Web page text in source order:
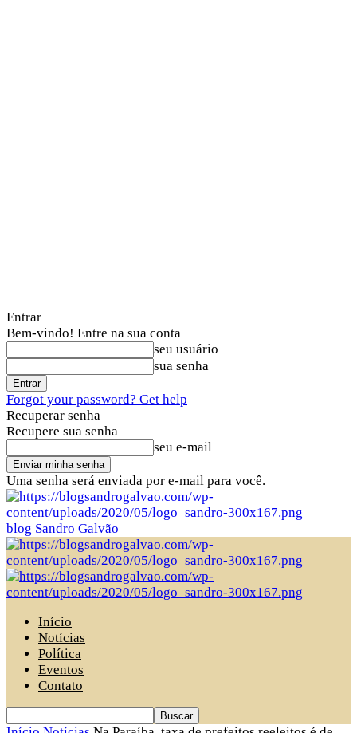
Entrar
Bem-vindo! Entre na sua conta
seu usuário
sua senha
Forgot your password? Get help
Recuperar senha
Recupere sua senha
seu e-mail
Uma senha será enviada por e-mail para você.
blog Sandro Galvão
Início
Notícias
Política
Eventos
Contato